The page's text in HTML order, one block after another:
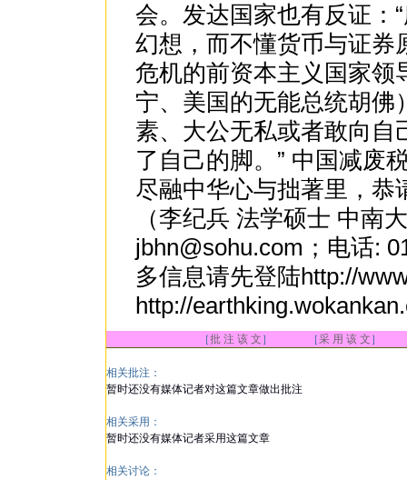
会。发达国家也有反证：
幻想，而不懂货币与证券
危机的前资本主义国家领
宁、美国的无能总统胡佛
素、大公无私或者敢向自
了自己的脚。” 中国减废
尽融中华心与拙著里，恭
（李纪兵 法学硕士 中南
jbhn@sohu.com；电话:
多信息请先登陆http://
http://
［批 注 该 文 ］ ［采 用 该 文 ］
相关批注：
暂时还没有媒体记者对这篇文章做出批注
相关采用：
暂时还没有媒体记者采用这篇文章
相关讨论：